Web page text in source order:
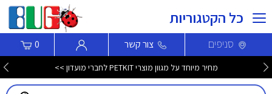
כל הקטגוריות
סניפים צור קשר 0
מחיר מיוחד על מגוון מוצרי PETKIT לחברי מועדון >>